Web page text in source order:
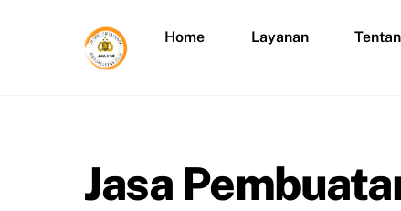
Home Layanan
Jasa